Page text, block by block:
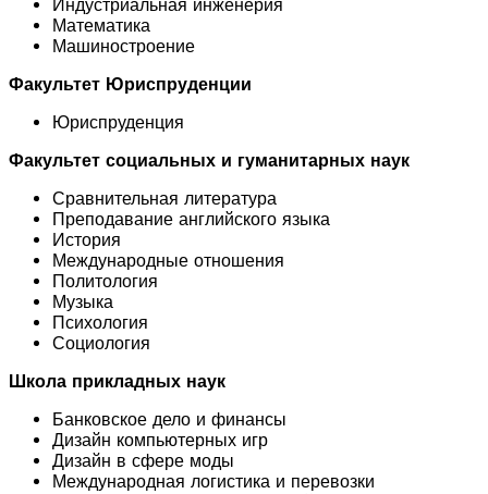
Индустриальная инженерия
Математика
Машиностроение
Факультет Юриспруденции
Юриспруденция
Факультет социальных и гуманитарных наук
Сравнительная литература
Преподавание английского языка
История
Международные отношения
Политология
Музыка
Психология
Социология
Школа прикладных наук
Банковское дело и финансы
Дизайн компьютерных игр
Дизайн в сфере моды
Международная логистика и перевозки